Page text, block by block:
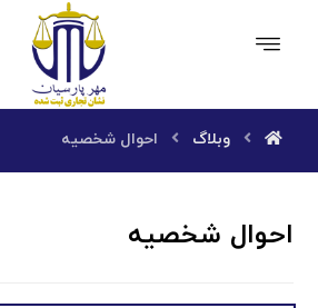
وبلاگ احوال شخصیه
احوال شخصیه